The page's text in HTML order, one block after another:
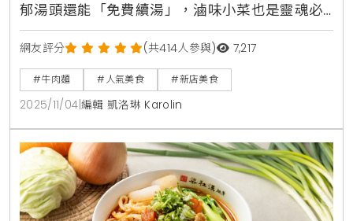
郁湯頭還能「免費續湯」，滷味小菜也是靈魂必
吃
網友評分 (共414人參與) 7,217
#牛肉麵 #人氣美食 #新店美食
2025/11/04 編輯 凱洛琳 Karolin